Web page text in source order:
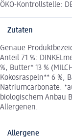
ÖKO-Kontrollstelle:
Zutaten
Genaue
Anteil 71 %:
%, Butter* 13 %
Kokosraspeln** 6 %,
Natriumcarbonate.
biologischem Anbau
Allergenen.
Allergene